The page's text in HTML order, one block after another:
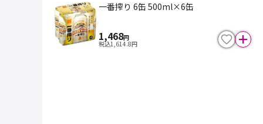
一番搾り 6缶 500ml×6缶
1,468円
税込1,614.8円